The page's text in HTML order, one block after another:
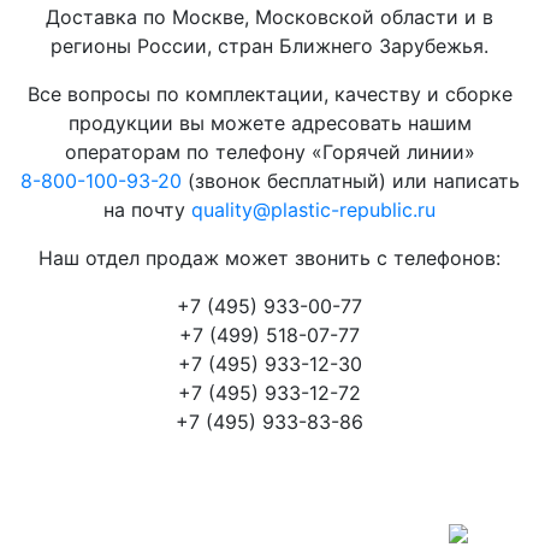
Доставка по Москве, Московской области и в
регионы России, стран Ближнего Зарубежья.
Все вопросы по комплектации, качеству и сборке
продукции вы можете адресовать нашим
операторам по телефону «Горячей линии»
8-800-100-93-20 (звонок бесплатный) или написать
на почту quality@plastic-republic.ru
Наш отдел продаж может звонить с телефонов:
+7 (495) 933-00-77
+7 (499) 518-07-77
+7 (495) 933-12-30
+7 (495) 933-12-72
+7 (495) 933-83-86